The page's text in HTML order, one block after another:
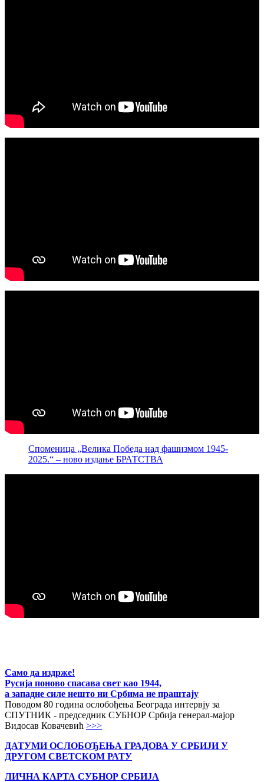
Споменица „Велика Победа над фашизмом 1945-
2025.“ – ново издање БРАТСТВА
Само да издрже!
Русија поново спасава свет као 1944,
а западне силе нешто ни Србима не праштају
Поводом 80 година ослобођења Београда интервју за
СПУТНИК - председник СУБНОР Србија генерал-мајор
Видосав Ковачевић >>>
ДАТУМИ ОСЛОБОЂЕЊА ГРАДОВА У СРБИЈИ У
ДРУГОМ СВЕТСКОМ РАТУ
ЛИЧНА КАРТА СУБНОР СРБИЈА